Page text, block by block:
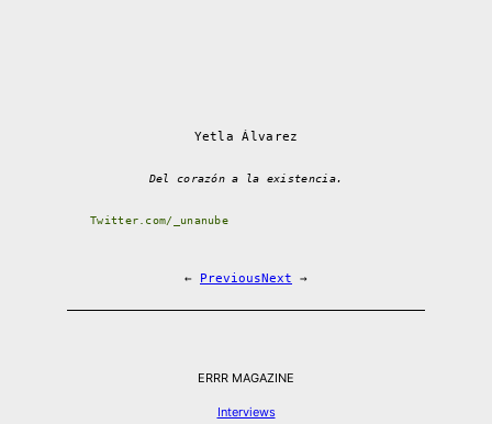
Yetla Álvarez
Del corazón a la existencia.
Twitter.com/_unanube
← PreviousNext →
ERRR MAGAZINE
Interviews